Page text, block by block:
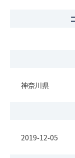
神奈川県
2019-12-05